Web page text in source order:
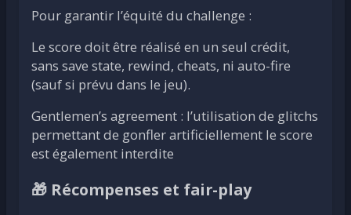
Pour garantir l’équité du challenge :
Le score doit être réalisé en un seul crédit,
sans save state, rewind, cheats, ni auto-fire
(sauf si prévu dans le jeu).
Gentlemen’s agreement : l’utilisation de glitchs
permettant de gonfler artificiellement le score
est également interdite
🎁 Récompenses et fair-play